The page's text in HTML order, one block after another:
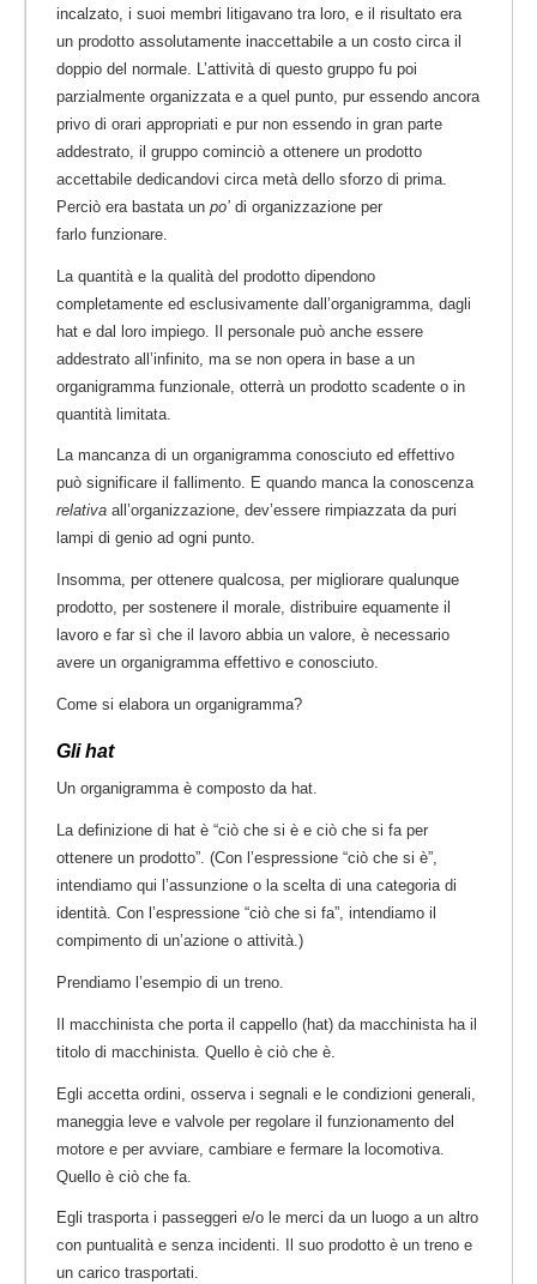
incalzato, i suoi membri litigavano tra loro, e il risultato era
un prodotto assolutamente inaccettabile a un costo circa il
doppio del normale. L’attività di questo gruppo fu poi
parzialmente organizzata e a quel punto, pur essendo ancora
privo di orari appropriati e pur non essendo in gran parte
addestrato, il gruppo cominciò a ottenere un prodotto
accettabile dedicandovi circa metà dello sforzo di prima.
Perciò era bastata un po’ di organizzazione per
farlo funzionare.
La quantità e la qualità del prodotto dipendono
completamente ed esclusivamente dall’organigramma, dagli
hat e dal loro impiego. Il personale può anche essere
addestrato all’infinito, ma se non opera in base a un
organigramma funzionale, otterrà un prodotto scadente o in
quantità limitata.
La mancanza di un organigramma conosciuto ed effettivo
può significare il fallimento. E quando manca la conoscenza
relativa all’organizzazione, dev’essere rimpiazzata da puri
lampi di genio ad ogni punto.
Insomma, per ottenere qualcosa, per migliorare qualunque
prodotto, per sostenere il morale, distribuire equamente il
lavoro e far sì che il lavoro abbia un valore, è necessario
avere un organigramma effettivo e conosciuto.
Come si elabora un organigramma?
Gli hat
Un organigramma è composto da hat.
La definizione di hat è “ciò che si è e ciò che si fa per
ottenere un prodotto”. (Con l’espressione “ciò che si è”,
intendiamo qui l’assunzione o la scelta di una categoria di
identità. Con l’espressione “ciò che si fa”, intendiamo il
compimento di un’azione o attività.)
Prendiamo l’esempio di un treno.
Il macchinista che porta il cappello (hat) da macchinista ha il
titolo di macchinista. Quello è ciò che è.
Egli accetta ordini, osserva i segnali e le condizioni generali,
maneggia leve e valvole per regolare il funzionamento del
motore e per avviare, cambiare e fermare la locomotiva.
Quello è ciò che fa.
Egli trasporta i passeggeri e/o le merci da un luogo a un altro
con puntualità e senza incidenti. Il suo prodotto è un treno e
un carico trasportati.